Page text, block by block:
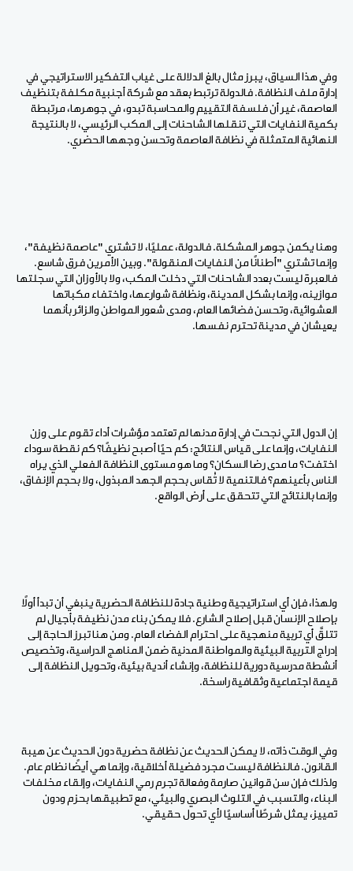
وفي هذا السياق، يبرز مثال بالغ الدلالة على غياب التفكير الاستراتيجي في
إدارة ملف النظافة. فالدولة ترتبط بعقد مع شركة أجنبية مكلفة بتنظيف
العاصمة، غير أن فلسفة التقييم والمحاسبة تبدو، في جوهرها، مرتبطة
بكمية النفايات التي تنقلها الشاحنات إلى المكب الرئيسي، لا بالنتيجة
النهائية المتمثلة في نظافة العاصمة وتحسن وجهها الحضري.
وهنا يكمن جوهر المشكلة. فالدولة، عمليًا، لا تشتري "عاصمة نظيفة"،
وإنما تشتري "أطنانًا من النفايات المنقولة". وبين الأمرين فرق شاسع.
فالعبرة ليست بعدد الشاحنات التي دخلت المكب، ولا بالأوزان التي سجلتها
موازينه، وإنما بشكل المدينة، ونظافة شوارعها، واختفاء مكباتها
العشوائية، وتحسن فضائها العام، ومدى شعور المواطن والزائر بأنهما
يعيشان في مدينة تحترم نفسها.
إن الدول التي نجحت في إدارة مدنها لم تعتمد مؤشرات أداء تقوم على وزن
النفايات، وإنما على قياس النتائج: كم حيًا أصبح نظيفًا؟ كم نقطة سوداء
اختفت؟ ما مدى رضا السكان؟ وما هو مستوى النظافة الفعلي الذي يراه
الناس بأعينهم؟ فالتنمية لا تُقاس بحجم الجهد المبذول، ولا بحجم الإنفاق،
وإنما بالنتائج التي تتحقق على أرض الواقع.
ولهذا، فإن أي استراتيجية وطنية جادة للنظافة الحضرية ينبغي أن تبدأ أولًا
بإصلاح الإنسان قبل إصلاح الشارع. فلا يمكن بناء مدن نظيفة بأجيال لم
تتلقَّ أي تربية منهجية على احترام الفضاء العام. ومن هنا تبرز الحاجة إلى
إدراج التربية البيئية والمواطنة المدنية ضمن المناهج الدراسية، وتخصيص
أنشطة مدرسية دورية للنظافة، وإنشاء أندية بيئية، وتحويل النظافة إلى
قيمة اجتماعية وثقافية راسخة.
وفي الوقت ذاته، لا يمكن الحديث عن نظافة حضرية دون الحديث عن هيبة
القانون. فالنظافة ليست مجرد فضيلة أخلاقية، وإنما هي أيضًا نظام عام.
ولذلك فإن سن قوانين صارمة وفعالة تجرم رمي النفايات، وإلقاء مخلفات
البناء، والتسبب في التلوث البصري والبيئي، مع تطبيقها بحزم ودون
تمييز، يمثل شرطًا أساسيًا لأي تحول حقيقي.